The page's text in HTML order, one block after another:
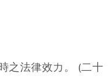
之法律效力。 (二十